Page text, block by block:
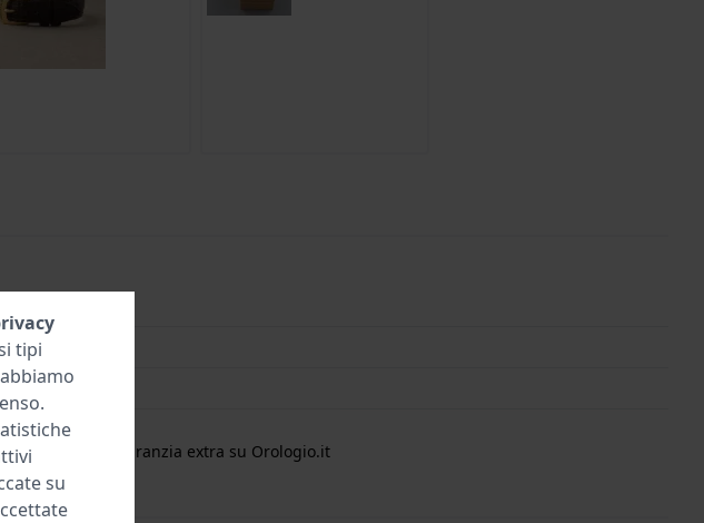
mani)
di garanzia
1 anno di garanzia extra su Orologio.it
tipi
su